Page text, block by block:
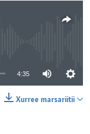
4:35
Xurree marsariitii